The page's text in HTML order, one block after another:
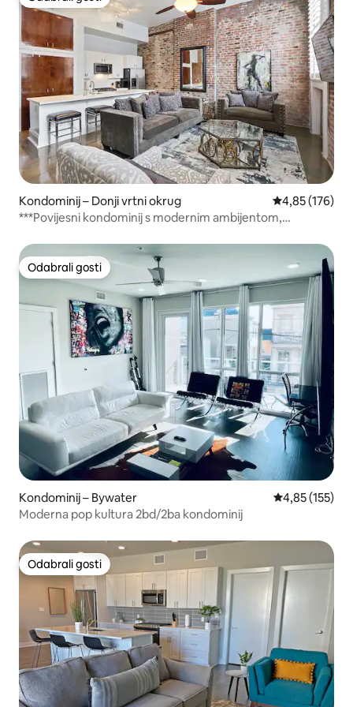
Odabrali gosti
Kondominij – Donji vrtni okrug Prosječna
4,85 (176)
***Povijesni kondominij s modernim ambijentom,
Odabrali gosti
Odabrali gosti
Kondominij – Bywater Prosječna
4,85 (155)
Moderna pop kultura 2bd/2ba kondominij
Odabrali gosti
Odabrali gosti